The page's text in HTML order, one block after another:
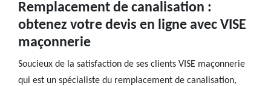
Remplacement de canalisation :
obtenez votre devis en ligne avec VISE
maçonnerie
Soucieux de la satisfaction de ses clients VISE maçonnerie
qui est un spécialiste du remplacement de canalisation,